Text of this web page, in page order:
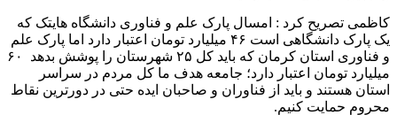
کاظمی تصریح کرد : امسال پارک علم و فناوری دانشگاه هایتک که
یک پارک دانشگاهی است ۴۶ میلیارد تومان اعتبار دارد اما پارک علم
و فناوری استان کرمان که باید کل ۲۵ شهرستان را پوشش بدهد ۶۰
میلیارد تومان اعتبار دارد؛ جامعه هدف ما کل مردم در سراسر
استان هستند و باید از فناوران و صاحبان ایده حتی در دورترین نقاط
محروم حمایت کنیم.